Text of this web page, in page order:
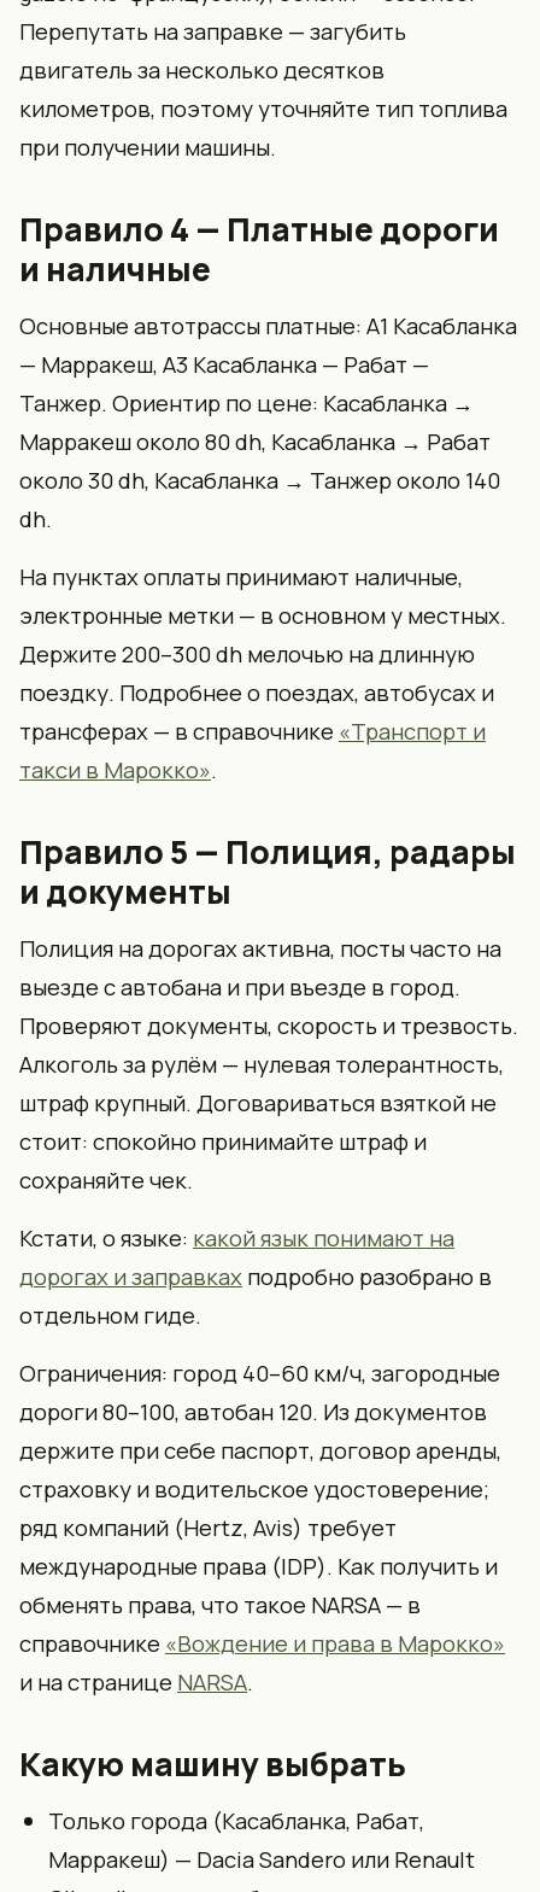
Перепутать на заправке — загубить
двигатель за несколько десятков
километров, поэтому уточняйте тип топлива
при получении машины.
Правило 4 — Платные дороги
и наличные
Основные автотрассы платные: A1 Касабланка
— Марракеш, A3 Касабланка — Рабат —
Танжер. Ориентир по цене: Касабланка →
Марракеш около 80 dh, Касабланка → Рабат
около 30 dh, Касабланка → Танжер около 140
dh.
На пунктах оплаты принимают наличные,
электронные метки — в основном у местных.
Держите 200–300 dh мелочью на длинную
поездку. Подробнее о поездах, автобусах и
трансферах — в справочнике «Транспорт и
такси в Марокко».
Правило 5 — Полиция, радары
и документы
Полиция на дорогах активна, посты часто на
выезде с автобана и при въезде в город.
Проверяют документы, скорость и трезвость.
Алкоголь за рулём — нулевая толерантность,
штраф крупный. Договариваться взяткой не
стоит: спокойно принимайте штраф и
сохраняйте чек.
Кстати, о языке: какой язык понимают на
дорогах и заправкахподробно разобрано в
отдельном гиде.
Ограничения: город 40–60 км/ч, загородные
дороги 80–100, автобан 120. Из документов
держите при себе паспорт, договор аренды,
страховку и водительское удостоверение;
ряд компаний (Hertz, Avis) требует
международные права (IDP). Как получить и
обменять права, что такое NARSA — в
справочнике «Вождение и права в Марокко»
и на странице NARSA.
Какую машину выбрать
Только города (Касабланка, Рабат,
Марракеш) — Dacia Sandero или Renault